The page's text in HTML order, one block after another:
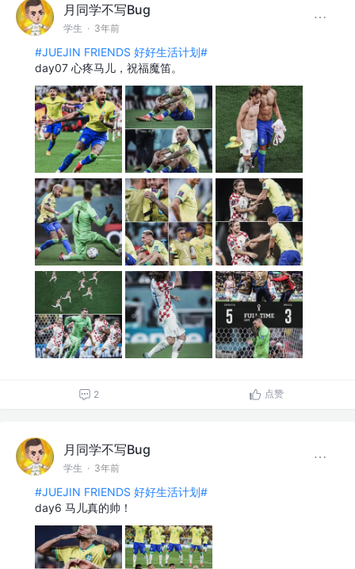
月同学不写Bug
学生 · 3年前
#JUEJIN FRIENDS 好好生活计划#
day07 心疼马儿，祝福魔笛。
2 点赞
月同学不写Bug
学生 · 3年前
#JUEJIN FRIENDS 好好生活计划#
day6 马儿真的帅！